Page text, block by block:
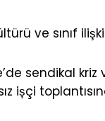
ve sınıf
sendikal
işçi